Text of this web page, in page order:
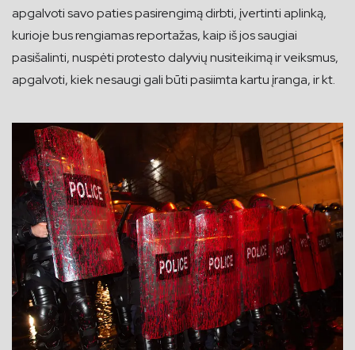
apgalvoti savo paties pasirengimą dirbti, įvertinti aplinką,
kurioje bus rengiamas reportažas, kaip iš jos saugiai
pasišalinti, nuspėti protesto dalyvių nusiteikimą ir veiksmus,
apgalvoti, kiek nesaugi gali būti pasiimta kartu įranga, ir kt.